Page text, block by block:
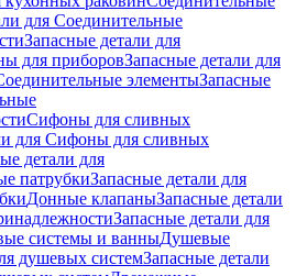
для Соединительные
Запасные детали для
для приборовЗапасные детали для
элементыЗапасные
Сифоны для сливных
для Сифоны для сливных
детали для
патрубкиЗапасные детали для
Донные клапаныЗапасные детали
Запасные детали для
системы и ванныДушевые
душевых системЗапасные детали